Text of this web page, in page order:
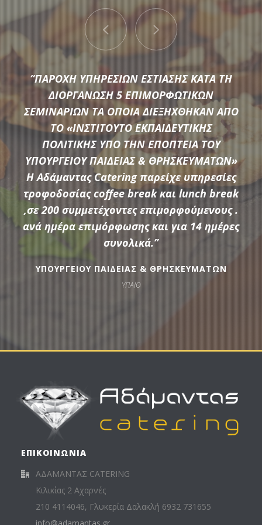
Μια μεγάλη ποικιλία από τις πιο σύγχρονες προτάσεις της
αγοράς συνθέτουν τον εξοπλισμό που διαθέτει η
Αδάμαντας Catering για να υποστηρίξουμε τις ξεχωριστές
ανάγκες κάθε εκδήλωσης.
ΠΕΡΙΣΣΟΤΕΡΑ
“ΠΑΡΟΧΗ ΥΠΗΡΕΣΙΩΝ ΕΣΤΙΑΣΗΣ ΚΑΤΑ ΤΗ
ΔΙΟΡΓΑΝΩΣΗ 5 ΕΠΙΜΟΡΦΩΤΙΚΩΝ
ΣΕΜΙΝΑΡΙΩΝ ΤΑ ΟΠΟΙΑ ΔΙΕΞΗΧΘΗΚΑΝ ΑΠΟ
ΤΟ «ΙΝΣΤΙΤΟΥΤΟ ΕΚΠΑΙΔΕΥΤΙΚΗΣ
ΠΟΛΙΤΙΚΗΣ ΥΠΟ ΤΗΝ ΕΠΟΠΤΕΙΑ ΤΟΥ
ΥΠΟΥΡΓΕΙΟΥ ΠΑΙΔΕΙΑΣ & ΘΡΗΣΚΕΥΜΑΤΩΝ»
Η Αδάμαντας Catering παρείχε υπηρεσίες
τροφοδοσίας coffee break και lunch break
,σε 200 συμμετέχοντες επιμορφούμενους .
ανά ημέρα επιμόρφωσης και για 14 ημέρες
συνολικά.”
ΥΠΟΥΡΓΕΙΟΥ ΠΑΙΔΕΙΑΣ & ΘΡΗΣΚΕΥΜΑΤΩΝ
ΥΠΑΙΘ
ΕΠΙΚΟΙΝΩΝΙΑ
ΑΔΑΜΑΝΤΑΣ CATERING
Κιλικίας 2 Αχαρνές
210 4114046, Γλυκερία Δαλακλή 6932 731655